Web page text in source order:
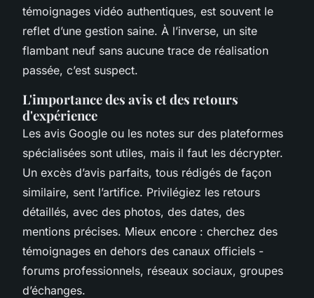
témoignages vidéo authentiques, est souvent le
reflet d’une gestion saine. À l’inverse, un site
flambant neuf sans aucune trace de réalisation
passée, c’est suspect.
L'importance des avis et des retours
d'expérience
Les avis Google ou les notes sur des plateformes
spécialisées sont utiles, mais il faut les décrypter.
Un excès d’avis parfaits, tous rédigés de façon
similaire, sent l’artifice. Privilégiez les retours
détaillés, avec des photos, des dates, des
mentions précises. Mieux encore : cherchez des
témoignages en dehors des canaux officiels -
forums professionnels, réseaux sociaux, groupes
d’échanges.